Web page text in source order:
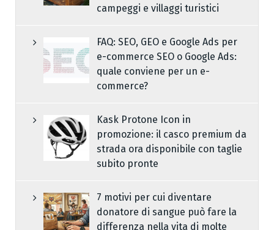
campeggi e villaggi turistici
FAQ: SEO, GEO e Google Ads per
e-commerce SEO o Google Ads:
quale conviene per un e-
commerce?
Kask Protone Icon in
promozione: il casco premium da
strada ora disponibile con taglie
subito pronte
7 motivi per cui diventare
donatore di sangue può fare la
differenza nella vita di molte